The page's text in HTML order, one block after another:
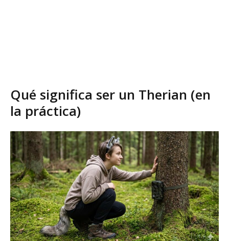
Qué significa ser un Therian (en
la práctica)